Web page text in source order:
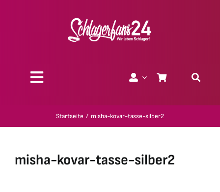
Toggle
Startseite misha-kovar-tasse-silber2
misha-kovar-tasse-silber2